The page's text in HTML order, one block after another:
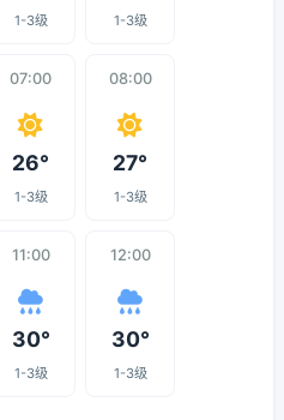
1-3级 1-3级
07:00
26°
1-3级
08:00
27°
1-3级
11:00
30°
1-3级
12:00
30°
1-3级